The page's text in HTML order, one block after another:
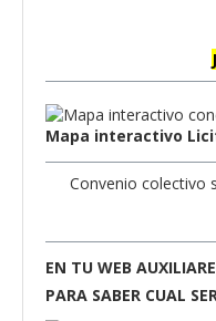
Mapa interactivo
Convenio colectivo
EN TU WEB
PARA SABER CUAL